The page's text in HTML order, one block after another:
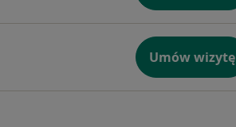
Umów wizytę